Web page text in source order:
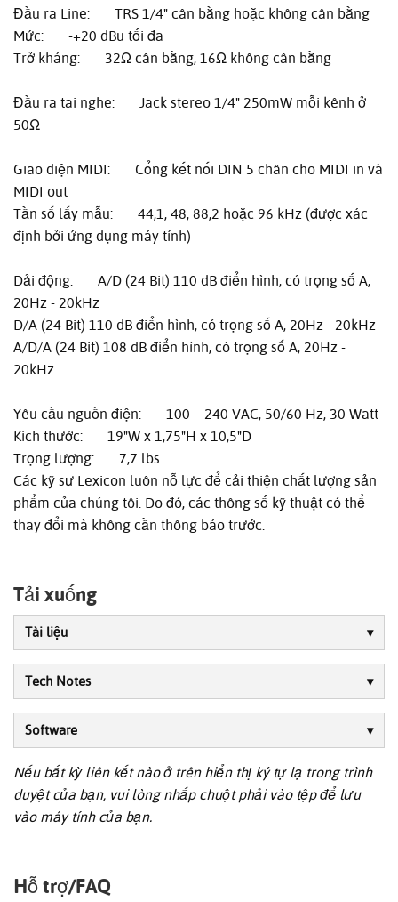
Đầu ra Line: TRS 1/4" cân bằng hoặc không cân bằng
Mức: -+20 dBu tối đa
Trở kháng: 32Ω cân bằng, 16Ω không cân bằng
Đầu ra tai nghe: Jack stereo 1/4" 250mW mỗi kênh ở
50Ω
Giao diện MIDI: Cổng kết nối DIN 5 chân cho MIDI in và
MIDI out
Tần số lấy mẫu: 44,1, 48, 88,2 hoặc 96 kHz (được xác
định bởi ứng dụng máy tính)
Dải động: A/D (24 Bit) 110 dB điển hình, có trọng số A,
20Hz - 20kHz
D/A (24 Bit) 110 dB điển hình, có trọng số A, 20Hz - 20kHz
A/D/A (24 Bit) 108 dB điển hình, có trọng số A, 20Hz -
20kHz
Yêu cầu nguồn điện: 100 – 240 VAC, 50/60 Hz, 30 Watt
Kích thước: 19"W x 1,75"H x 10,5"D
Trọng lượng: 7,7 lbs.
Các kỹ sư Lexicon luôn nỗ lực để cải thiện chất lượng sản
phẩm của chúng tôi. Do đó, các thông số kỹ thuật có thể
thay đổi mà không cần thông báo trước.
Tải xuống
Tài liệu
Tech Notes
Software
Nếu bất kỳ liên kết nào ở trên hiển thị ký tự lạ trong trình
duyệt của bạn, vui lòng nhấp chuột phải vào tệp để lưu
vào máy tính của bạn.
Hỗ trợ/FAQ